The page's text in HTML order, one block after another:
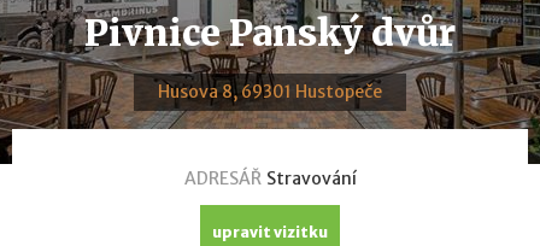
Pivnice Panský dvůr
Husova 8, 69301 Hustopeče
ADRESÁŘ Stravování
upravit vizitku